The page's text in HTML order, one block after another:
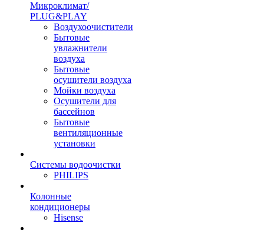
Микроклимат/
PLUG&PLAY
Воздухоочистители
Бытовые
увлажнители
воздуха
Бытовые
осушители воздуха
Мойки воздуха
Осушители для
бассейнов
Бытовые
вентиляционные
установки
Системы водоочистки
PHILIPS
Колонные
кондиционеры
Hisense